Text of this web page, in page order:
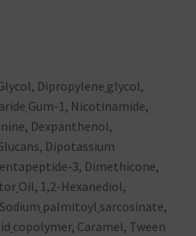
Dipropylene glycol,
Gum-1, Nicotinamide,
Dexpanthenol,
Dipotassium
3, Dimethicone,
Oil, 1,2-Hexanediol,
palmitoyl sarcosinate,
copolymer, Caramel, Tween